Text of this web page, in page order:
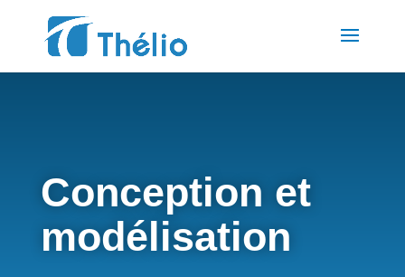
Conception et
modélisation